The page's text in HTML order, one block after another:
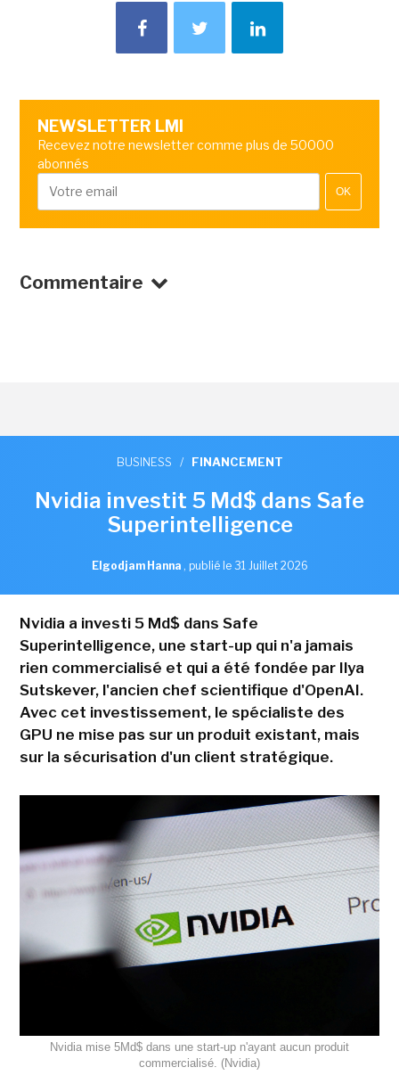
NEWSLETTER LMI
Recevez notre newsletter comme plus de 50000
abonnés
OK
Commentaire
BUSINESS / FINANCEMENT
Nvidia investit 5 Md$ dans Safe
Superintelligence
Elgodjam Hanna , publié le 31 Juillet 2026
Nvidia a investi 5 Md$ dans Safe
Superintelligence, une start-up qui n'a jamais
rien commercialisé et qui a été fondée par Ilya
Sutskever, l'ancien chef scientifique d'OpenAI.
Avec cet investissement, le spécialiste des
GPU ne mise pas sur un produit existant, mais
sur la sécurisation d'un client stratégique.
Nvidia mise 5Md$ dans une start-up n'ayant aucun produit
commercialisé. (Nvidia)